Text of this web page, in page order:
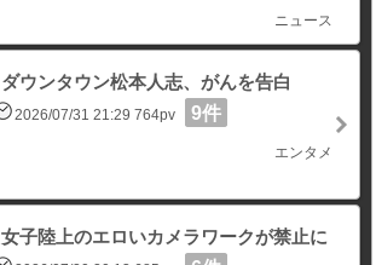
ニュース
ダウンタウン松本人志、がんを告白
2026/07/31 21:29 764pv 9件
エンタメ
女子陸上のエロいカメラワークが禁止に